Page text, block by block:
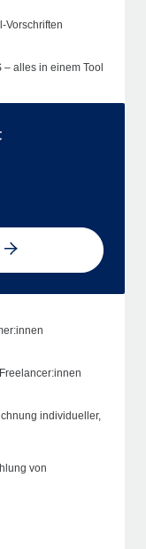
Vorschriften
alles in einem Tool
individueller,
von